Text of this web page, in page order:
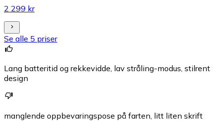
2 299 kr
Se alle 5 priser
Lang batteritid og rekkevidde, lav stråling-modus, stilrent
design
manglende oppbevaringspose på farten, litt liten skrift